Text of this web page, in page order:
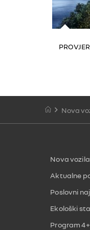
Nova
Nova vozila
Aktualne
Poslovni
Ekološki
Program 4+